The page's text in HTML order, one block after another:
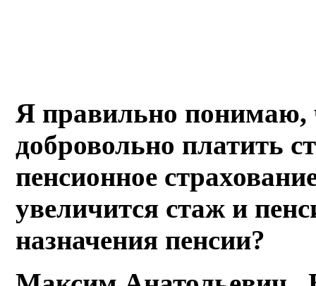
Я правильно понимаю,
добровольно платить
пенсионное
увеличится стаж и
назначения пенсии?